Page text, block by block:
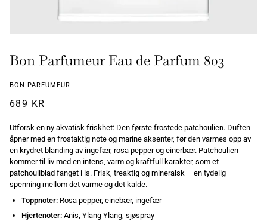
Bon Parfumeur Eau de Parfum 803
BON PARFUMEUR
689 KR
Utforsk en ny akvatisk friskhet: Den første frostede patchoulien. Duften
åpner med en frostaktig note og marine aksenter, før den varmes opp av
en krydret blanding av ingefær, rosa pepper og einerbær. Patchoulien
kommer til liv med en intens, varm og kraftfull karakter, som et
patchouliblad fanget i is. Frisk, treaktig og mineralsk – en tydelig
spenning mellom det varme og det kalde.
Toppnoter: Rosa pepper, einebær, ingefær
Hjertenoter: Anis, Ylang Ylang, sjøspray